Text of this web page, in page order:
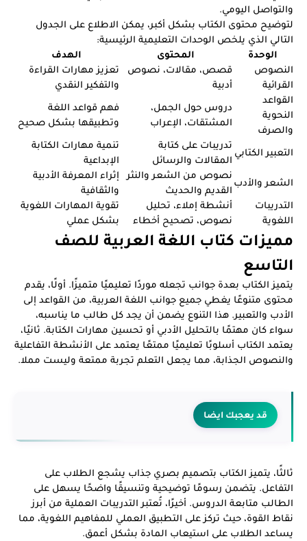
والتواصل اليومي.
لتوضيح محتوى الكتاب بشكل أكبر، يمكن الاطلاع على الجدول
التالي الذي يلخص الوحدات التعليمية الرئيسية:
الوحدة
المحتوى
الهدف
النصوص
القرائية
قصص، مقالات، نصوص
أدبية
تعزيز مهارات القراءة
والتفكير النقدي
القواعد
النحوية
والصرف
دروس حول الجمل،
المشتقات، الإعراب
فهم قواعد اللغة
وتطبيقها بشكل صحيح
التعبير الكتابي
تدريبات على كتابة
المقالات والرسائل
تنمية مهارات الكتابة
الإبداعية
الشعر والأدب
نصوص من الشعر والنثر
القديم والحديث
إثراء المعرفة الأدبية
والثقافية
التدريبات
اللغوية
أنشطة إملاء، تحليل
نصوص، تصحيح أخطاء
تقوية المهارات اللغوية
بشكل عملي
مميزات كتاب اللغة العربية للصف
التاسع
يتميز الكتاب بعدة جوانب تجعله موردًا تعليميًا متميزًا. أولًا، يقدم
محتوى متنوعًا يغطي جميع جوانب اللغة العربية، من القواعد إلى
الأدب والتعبير. هذا التنوع يضمن أن يجد كل طالب ما يناسبه،
سواء كان مهتمًا بالتحليل الأدبي أو تحسين مهارات الكتابة. ثانيًا،
يعتمد الكتاب أسلوبًا تعليميًا ممتعًا يعتمد على الأنشطة التفاعلية
والنصوص الجذابة، مما يجعل التعلم تجربة ممتعة وليست مملا.
قد يعجبك ايضا
ثالثًا، يتميز الكتاب بتصميم بصري جذاب يشجع الطلاب على
التفاعل. يتضمن رسومًا توضيحية وتنسيقًا واضحًا يسهل على
الطالب متابعة الدروس. أخيرًا، تُعتبر التدريبات العملية من أبرز
نقاط القوة، حيث تركز على التطبيق العملي للمفاهيم اللغوية، مما
يساعد الطلاب على استيعاب المادة بشكل أعمق.